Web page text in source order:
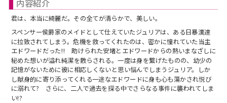
BLUEMOON Novels
ペタル
G-Lish LiKo
ご感想・お問合わせ
内容紹介
君は、本当に綺麗だ。その全てが清らかで、美しい。
スペンサー侯爵家のメイドとして仕えていたジュリアは、ある日暴漢達
に拉致されてしまう。危機を救ってくれたのは、密かに憧れていた当主
エドワードだった!! 助けられた安堵とエドワードからの熱いまなざしに
秘めた想いが溢れ純潔を散らされる。一度は身を繋げたものの、幼少の
記憶がないために彼に相応しくないと思い悩んでしまうジュリア。しか
し献身的に寄り添ってくれる一途なエドワードに身も心も蕩かされ悦び
に溺れて? さらに、二人で過去を探る中でさらなる事件に襲われてしま
い!?